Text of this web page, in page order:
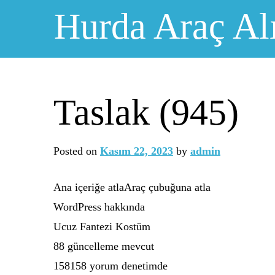
Hurda Araç
Taslak (945)
Posted on Kasım 22, 2023 by admin
Ana içeriğe atlaAraç çubuğuna atla
WordPress hakkında
Ucuz Fantezi Kostüm
88 güncelleme mevcut
158158 yorum denetimde